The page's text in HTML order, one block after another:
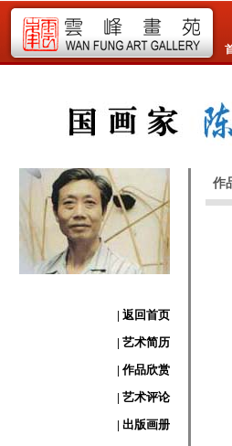
| 返回首页
| 艺术简历
| 作品欣赏
| 艺术评论
| 出版画册
作